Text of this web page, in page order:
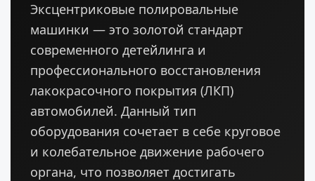
Эксцентриковые полировальные
машинки — это золотой стандарт
современного детейлинга и
профессионального восстановления
лакокрасочного покрытия (ЛКП)
автомобилей. Данный тип
оборудования сочетает в себе круговое
и колебательное движение рабочего
органа, что позволяет достигать